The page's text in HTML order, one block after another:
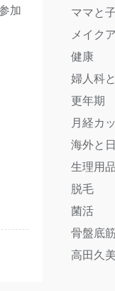
加
ママと
メイク
健康
婦人科
更年期
月経カ
海外と
生理用品
脱毛
菌活
骨盤底
高田久